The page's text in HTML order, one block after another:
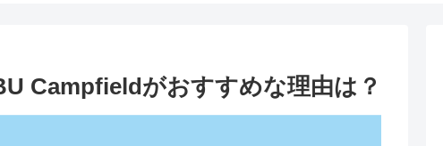
Campfieldがおすすめな理由は？